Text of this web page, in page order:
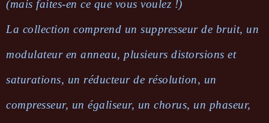
(mais faites-en ce que vous voulez !)
La collec­tion comprend un suppres­seur de bruit, un
modu­la­teur en anneau, plusieurs distor­sions et
satu­ra­tions, un réduc­teur de réso­lu­tion, un
compres­seur, un égali­seur, un chorus, un phaseur,